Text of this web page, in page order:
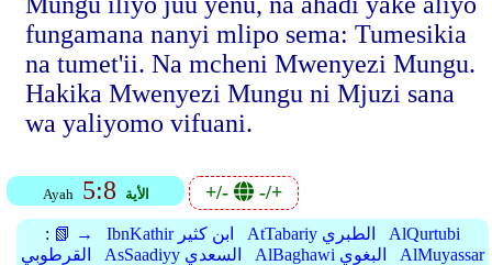
fungamana nanyi mlipo sema: Tumesikia
na tumet'ii. Na mcheni Mwenyezi Mungu.
Hakika Mwenyezi Mungu ni Mjuzi sana
wa yaliyomo vifuani.
Ayah 5:8 الأية +/- -/+
: 📗 → IbnKathir ابن كثير AtTabariy الطبري
AlQurtubi
القرطوبي
AsSaadiyy السعدي AlBaghawi البغوي
AlMuyassar